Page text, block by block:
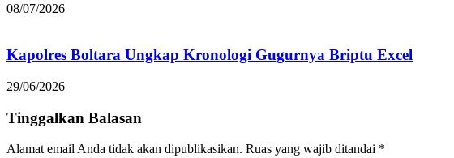
08/07/2026
Kapolres Boltara Ungkap Kronologi Gugurnya Briptu Excel
29/06/2026
Tinggalkan Balasan
Alamat email Anda tidak akan dipublikasikan. Ruas yang wajib ditandai *